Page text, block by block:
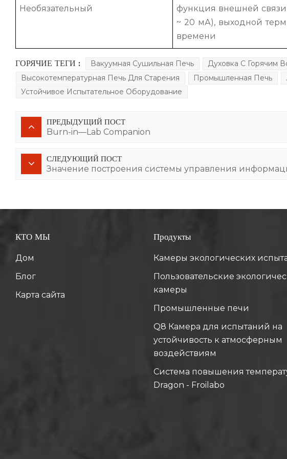
Необязательный
функция внешней связи
~ 20 мА), выходной
времени
ГОРЯЧИЕ ТЕГИ : Вакуумная Сушильная Печь
Духовка С Горячим
Высокотемпературная Печь Для Старения
Промышленная Печь
Устойчивое Испытательное Оборудование
ПРЕДЫДУЩИЙ ПОСТ
Burn-in—Lab Companion
СЛЕДУЮЩИЙ ПОСТ
Значение построения системы управления
КТО МЫ
Дом
Блог
Карта сайта
Продукты
Камеры экологических
Пользовательские
камеры
Промышленные печи
Q8 Камера для испытаний на
устойчивость к атмосферным
воздействиям
Система повышения
Dragon - Froilabo